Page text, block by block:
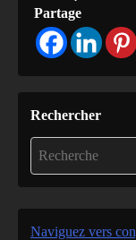
Partage
Rechercher
Naviguez vers